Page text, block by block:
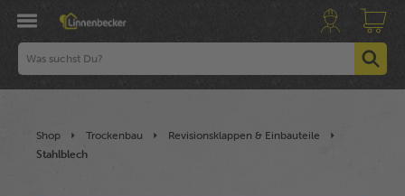
Shop Trockenbau
Revisionsklappen & Einbauteile
Stahlblech